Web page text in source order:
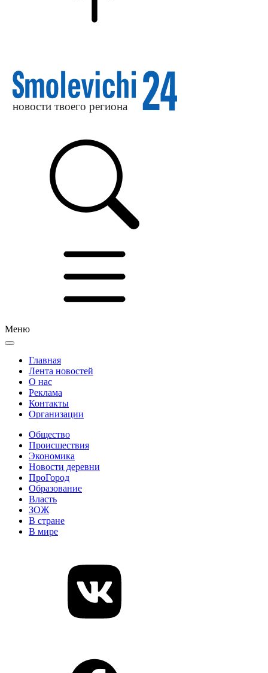
Меню
Главная
Лента новостей
О нас
Реклама
Контакты
Организации
Общество
Происшествия
Экономика
Новости деревни
ПроГород
Образование
Власть
ЗОЖ
В стране
В мире